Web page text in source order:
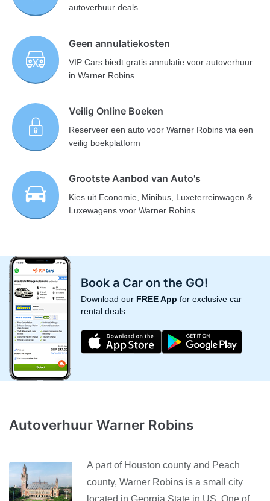
autoverhuur deals
Geen annulatiekosten
VIP Cars biedt gratis annulatie voor autoverhuur
in Warner Robins
Veilig Online Boeken
Reserveer een auto voor Warner Robins via een
veilig boekplatform
Grootste Aanbod van Auto's
Kies uit Economie, Minibus, Luxeterreinwagen &
Luxewagens voor Warner Robins
Book a Car on the GO!
Download our FREE App for exclusive car
rental deals.
Autoverhuur Warner Robins
A part of Houston county and Peach
county, Warner Robins is a small city
located in Georgia State in US. One of